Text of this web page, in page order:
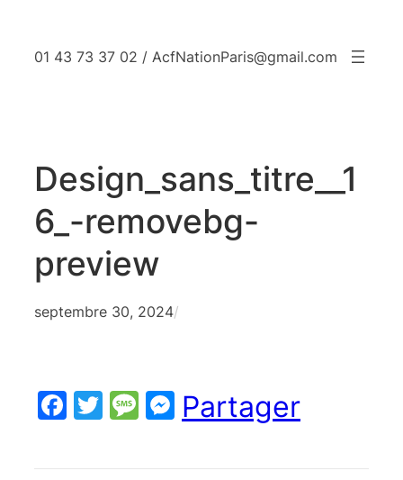
contenu
01 43 73 37 02 / AcfNationParis@gmail.com
Design_sans_titre__1
6_-removebg-
preview
septembre 30, 2024/
Facebook
Twitter
Message
Messenger
Partager